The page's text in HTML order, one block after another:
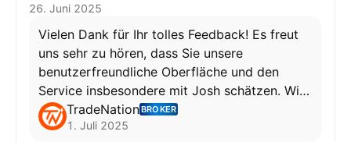
26. Juni 2025
Vielen Dank für Ihr tolles Feedback! Es freut
uns sehr zu hören, dass Sie unsere
benutzerfreundliche Oberfläche und den
Service insbesondere mit Josh schätzen. Wir
geben stets unser Bestes, um unseren Kunden
den bestmöglichen Support zu bieten. Viel
TradeNationBROKER
1. Juli 2025